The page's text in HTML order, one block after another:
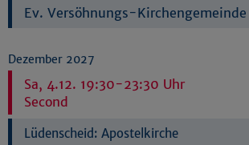
Ev. Versöhnungs-Kirchengemeinde
Dezember 2027
Sa, 4.12. 19:30-23:30 Uhr
Second
Lüdenscheid: Apostelkirche